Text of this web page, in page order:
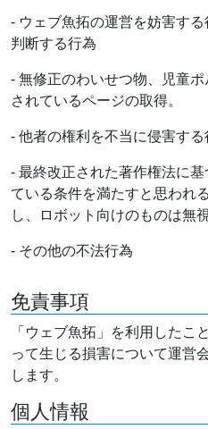
- ウェブ魚拓の運営を妨害す
判断する行為
- 無修正のわいせつ物、児童
されているページの取得。
- 他者の権利を不当に侵害する
- 最終改正された著作権法に
ている条件を満たすと思われ
し、ロボット向けのものは無
- その他の不法行為
免責事項
「ウェブ魚拓」を利用したこ
って生じる損害について運営
します。
個人情報